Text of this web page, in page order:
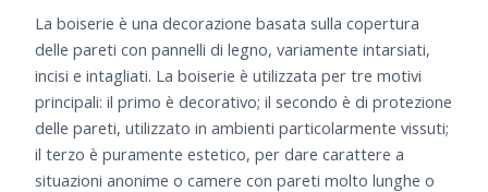
La boiserie è una decorazione basata sulla copertura
delle pareti con pannelli di legno, variamente intarsiati,
incisi e intagliati. La boiserie è utilizzata per tre motivi
principali: il primo è decorativo; il secondo è di protezione
delle pareti, utilizzato in ambienti particolarmente vissuti;
il terzo è puramente estetico, per dare carattere a
situazioni anonime o camere con pareti molto lunghe o